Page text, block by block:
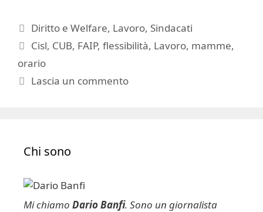
Categorie
Diritto e Welfare, Lavoro, Sindacati
Tag
Cisl, CUB, FAIP,flessibilità, Lavoro, mamme,
orario
Lascia un commento
Chi sono
Mi chiamo Dario Banfi. Sono un giornalista